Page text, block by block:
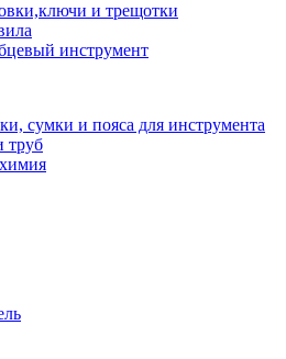
и трещотки
инструмент
сумки и пояса для инструмента
труб